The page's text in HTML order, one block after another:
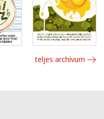
teljes archívum